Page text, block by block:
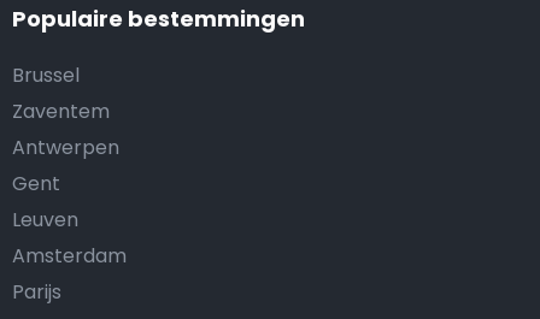
Populaire bestemmingen
Brussel
Zaventem
Antwerpen
Gent
Leuven
Amsterdam
Parijs